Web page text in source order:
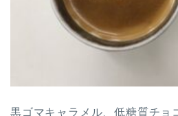
黒ゴマキャラメル、低糖質チョ